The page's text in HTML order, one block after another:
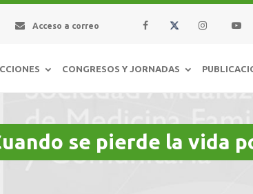
Acceso a correo
CONGRESOS Y JORNADAS
se pierde la vida